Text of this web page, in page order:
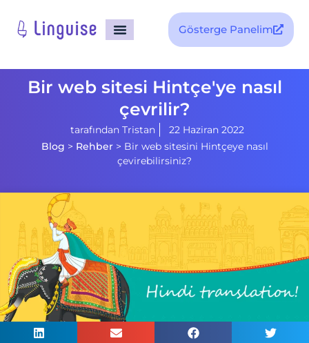
Gösterge Panelim
Bir web sitesi Hintçe'ye nasıl
çevrilir?
tarafından Tristan
22 Haziran 2022
Blog > Rehber> Bir web sitesini Hintçeye nasıl
çevirebilirsiniz?